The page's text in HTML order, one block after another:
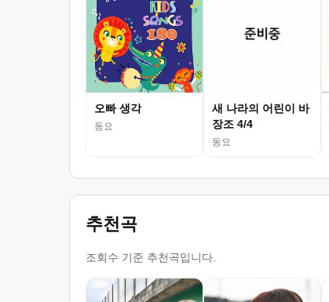
오빠 생각
동요
새 나라의 어린이 바
장조 4/4
동요
추천곡
조회수 기준 추천곡입니다.